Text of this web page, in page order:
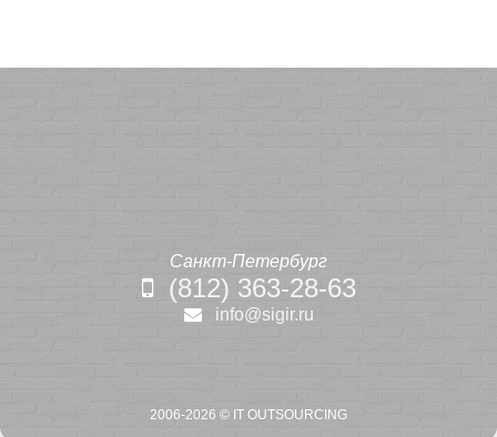
Санкт-Петербург
(812) 363-28-63
info@sigir.ru
2006-2026 © IT OUTSOURCING